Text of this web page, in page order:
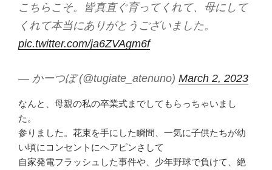
こちらこそ。皆真直ぐ育ってくれて、母にして
くれて本当にありがとうございました。
pic.twitter.com/ja6ZVAgm6f
— かーつぼ (@tugiate_atenuno) March 2, 2023
なんと、母親の私の卒業式までしてもらっちゃいまし
た。
参りました。花束を手にした瞬間、一気に子供たちが幼
い頃にコンセントにヘアピンさして
自家発電フラッシュした事件や、少年野球で負けて、絶